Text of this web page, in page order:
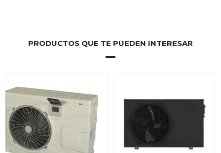
PRODUCTOS QUE TE PUEDEN INTERESAR